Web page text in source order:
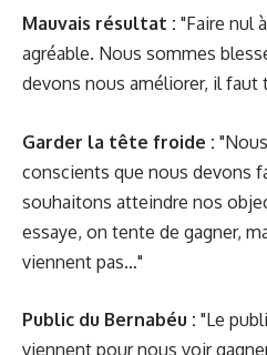
Mauvais résultat : "Faire nul
agréable. Nous sommes
devons nous améliorer, il faut
Garder la tête froide :
conscients que nous devons
souhaitons atteindre nos
essaye, on tente de gagner,
viennent pas…"
Public du Bernabéu : "Le
viennent pour nous voir